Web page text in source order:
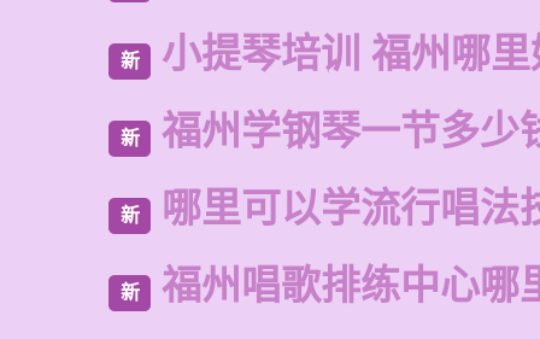
新 小提琴培训 福州哪
新 福州学钢琴一节多少
新 哪里可以学流行唱法
新 福州唱歌排练中心哪